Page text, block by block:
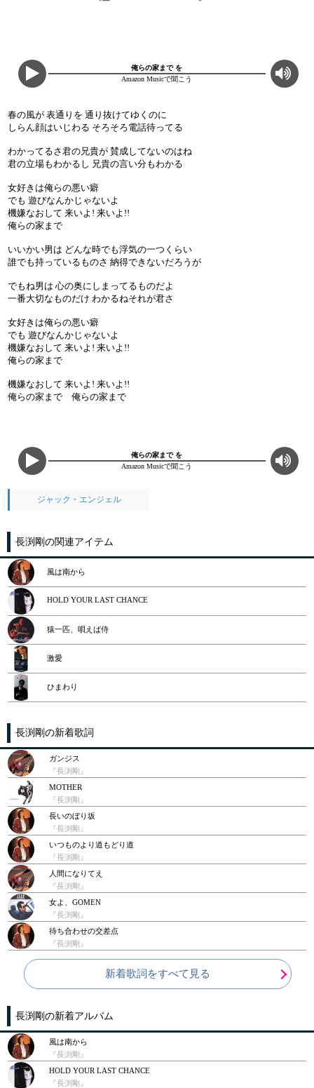
俺らの家まで を
Amazon Musicで聞こう
春の風が 表通りを 通り抜けてゆくのに
しらん顔はいじわる そろそろ電話待ってる
わかってるさ君の兄貴が 賛成してないのはね
君の立場もわかるし 兄貴の言い分もわかる
女好きは俺らの悪い癖
でも 遊びなんかじゃないよ
機嫌なおして 来いよ! 来いよ!!
俺らの家まで
いいかい男は どんな時でも浮気の一つくらい
誰でも持っているものさ 納得できないだろうが
でもね男は 心の奥にしまってるものだよ
一番大切なものだけ わかるねそれが君さ
女好きは俺らの悪い癖
でも 遊びなんかじゃないよ
機嫌なおして 来いよ! 来いよ!!
俺らの家まで
機嫌なおして 来いよ! 来いよ!!
俺らの家まで 俺らの家まで
俺らの家まで を
Amazon Musicで聞こう
ジャック・エンジェル
長渕剛の関連アイテム
風は南から
HOLD YOUR LAST CHANCE
猿一匹、唄えば侍
激愛
ひまわり
長渕剛の新着歌詞
ガンジス
『長渕剛』
MOTHER
『長渕剛』
長いのぼり坂
『長渕剛』
いつものより道もどり道
『長渕剛』
人間になりてえ
『長渕剛』
女よ、GOMEN
『長渕剛』
待ち合わせの交差点
『長渕剛』
新着歌詞をすべて見る
長渕剛の新着アルバム
風は南から
『長渕剛』
HOLD YOUR LAST CHANCE
『長渕剛』